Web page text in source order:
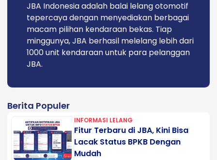
JBA Indonesia adalah balai lelang otomotif
tepercaya dengan menyediakan berbagai
macam pilihan kendaraan bekas. Tiap
minggunya, JBA berhasil melelang lebih dari
1000 unit kendaraan untuk para pelanggan
JBA.
Berita Populer
INFORMASI LELANG
Fitur Terbaru di JBA, Kini Bisa
Lacak Status BPKB Dengan
Mudah